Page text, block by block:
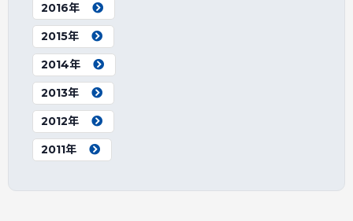
2016年
2015年
2014年
2013年
2012年
2011年